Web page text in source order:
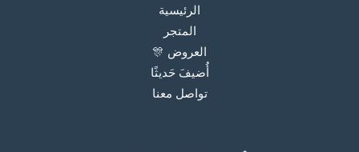
الرئيسية
المتجر
العروض 🎊
أُضيفَ حَديثًا
تواصل معنا